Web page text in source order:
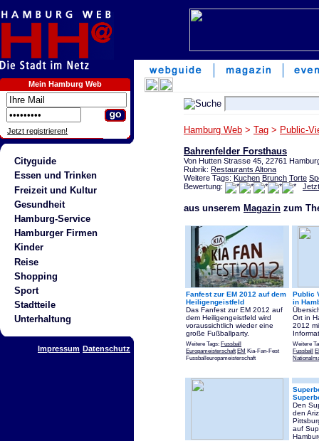
Mein Hamburg Web
Jetzt registrieren!
Cityguide
Essen und Trinken
Freizeit und Kultur
Gesundheit
Hamburg-Service
Hamburger Firmen
Kinder
Reise
Shopping
Sport
Stadtteile
Unterhaltung
Impressum Datenschutz
Hamburg Web > Tag > Public-
Bahrenfelder Forsthaus
Von Hutten Strasse 45, 22761
Rubrik: Restaurants Altona
Weitere Tags: Kuchen Brunch Torte
Bewertung:
aus unserem Magazin zum
Fanfest zur EM 2012 auf dem
Heiligengeistfeld
Das Fanfest zur EM 2012 auf
dem Heiligengeistfeld wird
voraussichtlich wieder eine
große Fußballparty.
Weitere Tags: Fussball
Europameisterschaft EM Kia-Fan-Fest
Fussballeuropameisterschaft
Public
in
Ort in
2012
Weitere
Fussball
Den
den
auf